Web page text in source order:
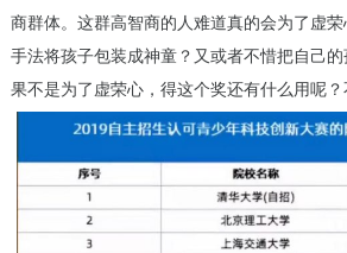
商群体。这群高智商的人难道真的会为了虚
手法将孩子包装成神童？又或者不惜把自己
果不是为了虚荣心，得这个奖还有什么用呢？